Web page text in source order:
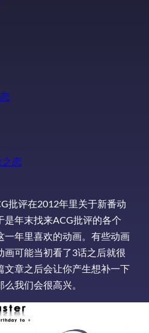
之恋
批评在2012年里关于新番动
是年末找来ACG批评的各个
一年里喜欢的动画。有些动画
画可能当初看了3话之后就很
文章之后会让你产生想补一下
我们会很高兴。